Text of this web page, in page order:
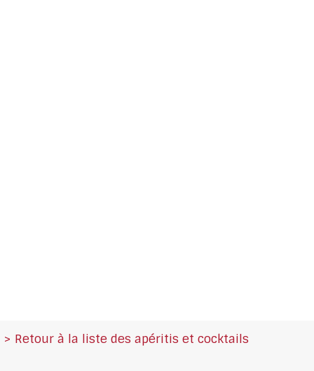
> Retour à la liste des apéritis et cocktails